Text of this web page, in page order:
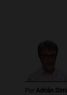
Por Adrián